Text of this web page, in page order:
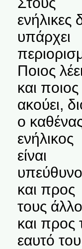
ενήλικες
υπάρχει
Ποιος λέει
και ποιος
ακούει,
ο
ενήλικος
είναι
και προς
τους
και προς
εαυτό